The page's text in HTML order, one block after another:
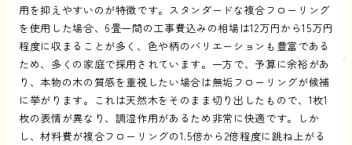
用を抑えやすいのが特徴です。スタンダードな複合フローリング
を使用した場合、6畳一間の工事費込みの相場は12万円から15万円
程度に収まることが多く、色や柄のバリエーションも豊富である
ため、多くの家庭で採用されています。一方で、予算に余裕があ
り、本物の木の質感を重視したい場合は無垢フローリングが候補
に挙がります。これは天然木をそのまま切り出したもので、1枚1
枚の表情が異なり、調湿作用があるため非常に快適です。しか
し、材料費が複合フローリングの1.5倍から2倍程度に跳ね上がる